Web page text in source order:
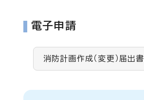
電子申請
消防計画作成（変更）届出書